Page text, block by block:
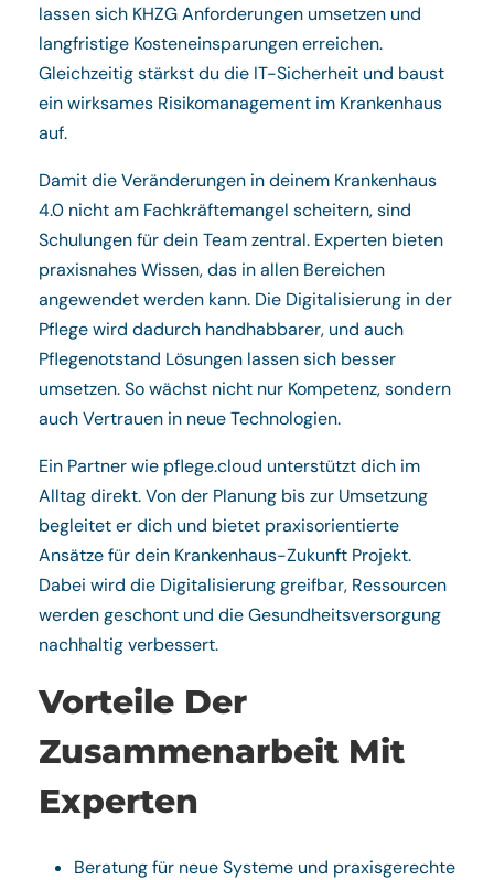
lassen sich KHZG Anforderungen umsetzen und
langfristige Kosteneinsparungen erreichen.
Gleichzeitig stärkst du die IT-Sicherheit und baust
ein wirksames Risikomanagement im Krankenhaus
auf.
Damit die Veränderungen in deinem Krankenhaus
4.0 nicht am Fachkräftemangel scheitern, sind
Schulungen für dein Team zentral. Experten bieten
praxisnahes Wissen, das in allen Bereichen
angewendet werden kann. Die Digitalisierung in der
Pflege wird dadurch handhabbarer, und auch
Pflegenotstand Lösungen lassen sich besser
umsetzen. So wächst nicht nur Kompetenz, sondern
auch Vertrauen in neue Technologien.
Ein Partner wie pflege.cloud unterstützt dich im
Alltag direkt. Von der Planung bis zur Umsetzung
begleitet er dich und bietet praxisorientierte
Ansätze für dein Krankenhaus-Zukunft Projekt.
Dabei wird die Digitalisierung greifbar, Ressourcen
werden geschont und die Gesundheitsversorgung
nachhaltig verbessert.
Vorteile Der
Zusammenarbeit Mit
Experten
Beratung für neue Systeme und praxisgerechte